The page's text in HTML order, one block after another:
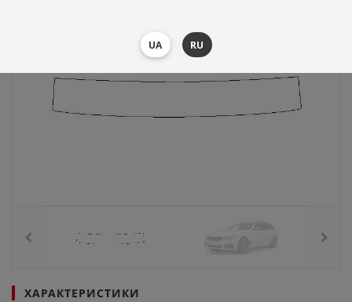
ХАРАКТЕРИСТИКИ
UA RU